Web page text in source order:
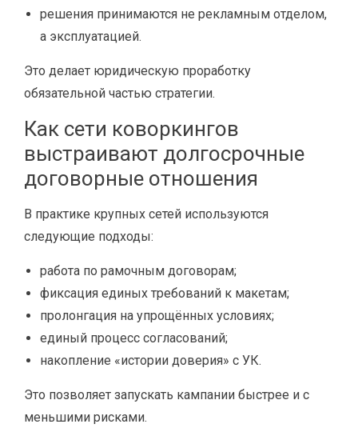
решения принимаются не рекламным отделом,
а эксплуатацией.
Это делает юридическую проработку
обязательной частью стратегии.
Как сети коворкингов
выстраивают долгосрочные
договорные отношения
В практике крупных сетей используются
следующие подходы:
работа по рамочным договорам;
фиксация единых требований к макетам;
пролонгация на упрощённых условиях;
единый процесс согласований;
накопление «истории доверия» с УК.
Это позволяет запускать кампании быстрее и с
меньшими рисками.